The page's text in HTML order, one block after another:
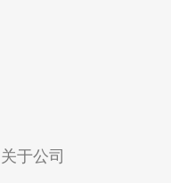
关于公司